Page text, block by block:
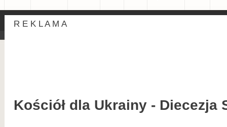
R E K L A M A
Kościół dla Ukrainy - Diecezja